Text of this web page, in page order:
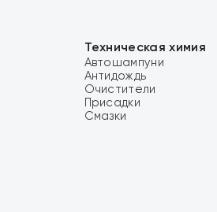
Техническая химия
Автошампуни
Антидождь
Очистители
Присадки
Смазки